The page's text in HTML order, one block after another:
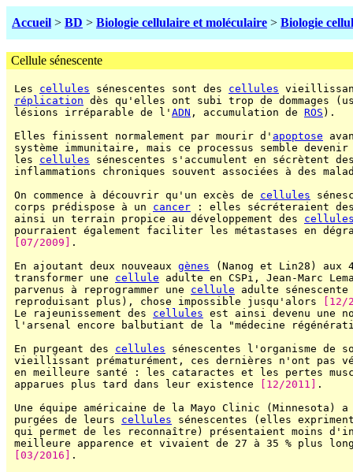
Accueil > BD > Biologie cellulaire et moléculaire > Biologie
Cellule sénescente
Les cellules sénescentes sont des cellules
réplication dès qu'elles ont subi trop de dommages
lésions irréparable de l' ADN , accumulation de ROS ).
Elles finissent normalement par mourir d' apoptose
système immunitaire, mais ce processus semble
les cellules sénescentes s'accumulent en sécrètent
inflammations chroniques souvent associées à des
On commence à découvrir qu'un excès de cellules
corps prédispose à un cancer : elles sécréteraient des
ainsi un terrain propice au développement des
pourraient également faciliter les métastases en
[07/2009]
.
En ajoutant deux nouveaux gènes (Nanog et Lin28) aux
transformer une cellule adulte en CSPi, Jean-Marc
parvenus à reprogrammer une cellule adulte
reproduisant plus), chose impossible jusqu'alors
[12/
Le rajeunissement des cellules est ainsi devenu une
l'arsenal encore balbutiant de la "médecine
En purgeant des cellules sénescentes l'organisme de
vieillissant prématurément, ces dernières n'ont pas
en meilleure santé : les cataractes et les pertes
apparues plus tard dans leur existence
[12/2011]
.
Une équipe américaine de la Mayo Clinic (Minnesota)
purgées de leurs cellules sénescentes (elles
qui permet de les reconnaître) présentaient moins
meilleure apparence et vivaient de 27 à 35 % plus
[03/2016]
.